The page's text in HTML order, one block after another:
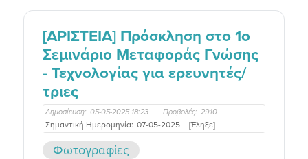
[ΑΡΙΣΤΕΙΑ] Πρόσκληση στο 1o
Σεμινάριο Μεταφοράς Γνώσης
- Τεχνολογίας για ερευνητές/
τριες
Δημοσίευση: 05-05-2025 18:23 | Προβολές: 2910
Σημαντική Ημερομηνία: 07-05-2025 [Έληξε]
Φωτογραφίες